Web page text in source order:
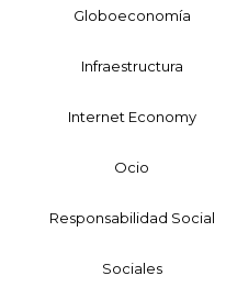
Globoeconomía
Infraestructura
Internet Economy
Ocio
Responsabilidad Social
Sociales